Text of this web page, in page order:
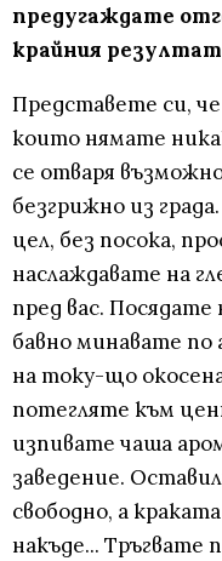
предугаждате
крайния
Представете си,
които нямате
се отваря
безгрижно из
цел, без посока,
наслаждавате на
пред вас. Посядате
бавно минавате по
на току-що
потегляте към
изпивате чаша
заведение.
свободно, а
накъде... Тръгвате